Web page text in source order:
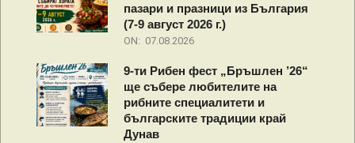
пазари и празници из България
(7-9 август 2026 г.)
ON: 07.08.2026
9-ти Рибен фест „Бръшлен ’26“
ще събере любителите на
рибните специалитети и
българските традиции край
Дунав